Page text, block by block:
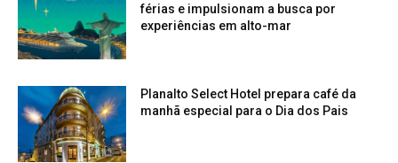
férias e impulsionam a busca por
experiências em alto-mar
Planalto Select Hotel prepara café da
manhã especial para o Dia dos Pais